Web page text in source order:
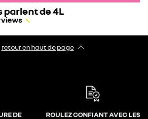
parlent de 4L
retour en haut de page​
DE
ROULEZ CONFIANT AVEC LES